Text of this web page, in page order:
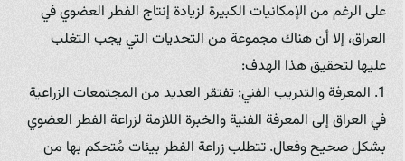
على الرغم من الإمكانيات الكبيرة لزيادة إنتاج الفطر العضوي في
العراق، إلا أن هناك مجموعة من التحديات التي يجب التغلب
عليها لتحقيق هذا الهدف:
1. المعرفة والتدريب الفني: تفتقر العديد من المجتمعات الزراعية
في العراق إلى المعرفة الفنية والخبرة اللازمة لزراعة الفطر العضوي
بشكل صحيح وفعال. تتطلب زراعة الفطر بيئات مُتحكم بها من